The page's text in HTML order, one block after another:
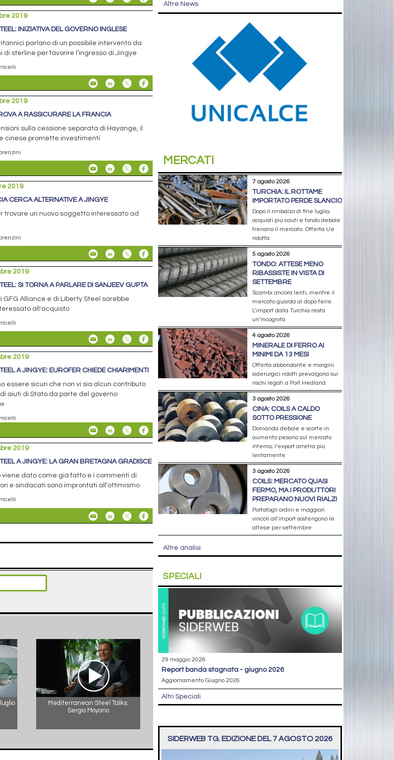
2019
INIZIATIVA DEL GOVERNO INGLESE
parlano di un possibile intervento da
di sterline per favorire l’ingresso di Jingye
2019
A RASSICURARE LA FRANCIA
sulla cessione separata di Hayange, il
cinese promette investimenti
2019
CERCA ALTERNATIVE A JINGYE
trovare un nuovo soggetto interessato ad
2019
SI TORNA A PARLARE DI SANJEEV GUPTA
GFG Alliance e di Liberty Steel sarebbe
all'acquisto
2019
A JINGYE: EUROFER CHIEDE CHIARIMENTI
essere sicuri che non vi sia alcun contributo
aiuti di Stato da parte del governo
2019
A JINGYE: LA GRAN BRETAGNA GRADISCE
viene dato come già fatto e i commenti di
e sindacati sono improntati all’ottimismo
Mediterranean Steel Talks:
Sergio Moyano
Altre News
MERCATI
7 agosto 2026
TURCHIA: IL ROTTAME
IMPORTATO PERDE SLANCIO
Dopo il rimbalzo di fine luglio,
acquisti più cauti e tondo debole
frenano il mercato. Offerta Ue
ridotta
5 agosto 2026
TONDO: ATTESE MENO
RIBASSISTE IN VISTA DI
SETTEMBRE
Scambi ancora lenti, mentre il
mercato guarda al dopo ferie.
L’import dalla Turchia resta
un’incognita
4 agosto 2026
MINERALE DI FERRO AI
MINIMI DA 13 MESI
Offerta abbondante e margini
siderurgici ridotti prevalgono sui
rischi legati a Port Hedland
3 agosto 2026
CINA: COILS A CALDO
SOTTO PRESSIONE
Domanda debole e scorte in
aumento pesano sul mercato
interno; l’export arretra più
lentamente
3 agosto 2026
COILS: MERCATO QUASI
FERMO, MA I PRODUTTORI
PREPARANO NUOVI RIALZI
Portafogli ordini e maggiori
vincoli all’import sostengono le
attese per settembre
Altre analisi
SPECIALI
29 maggio 2026
report banda stagnata - giugno 2026
Aggiornamento Giugno 2026
Altri Speciali
SIDERWEB TG. EDIZIONE DEL 7 AGOSTO 2026